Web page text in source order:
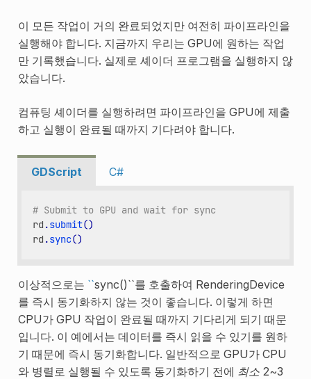
이 모든 작업이 거의 완료되었지만 여전히 파이프라인을
실행해야 합니다. 지금까지 우리는 GPU에 원하는 작업
만 기록했습니다. 실제로 셰이더 프로그램을 실행하지 않
았습니다.
컴퓨팅 셰이더를 실행하려면 파이프라인을 GPU에 제출
하고 실행이 완료될 때까지 기다려야 합니다.
GDScript C#
# Submit to GPU and wait for sync
rd .submit()
rd .sync()
이상적으로는 ``sync()``를 호출하여 RenderingDevice
를 즉시 동기화하지 않는 것이 좋습니다. 이렇게 하면
CPU가 GPU 작업이 완료될 때까지 기다리게 되기 때문
입니다. 이 예에서는 데이터를 즉시 읽을 수 있기를 원하
기 때문에 즉시 동기화합니다. 일반적으로 GPU가 CPU
와 병렬로 실행될 수 있도록 동기화하기 전에 최소2~3